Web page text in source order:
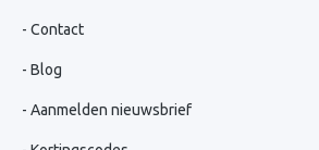
Contact
Blog
Aanmelden nieuwsbrief